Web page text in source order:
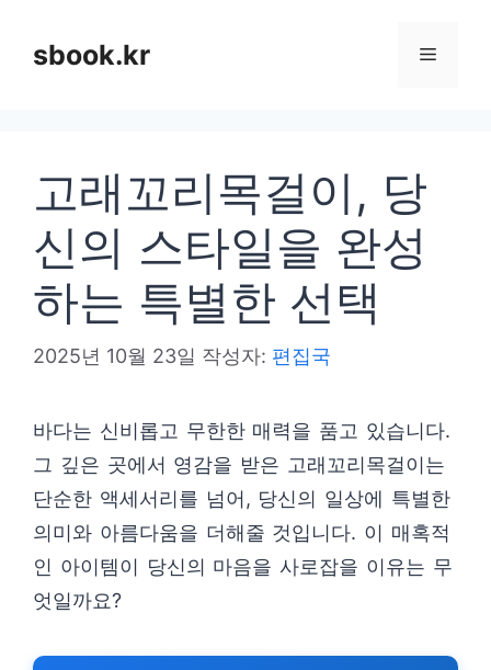
sbook.kr 메
고래꼬리목걸이, 당
신의 스타일을 완성
하는 특별한 선택
2025년 10월 23일 작성자: 편집국
바다는 신비롭고 무한한 매력을 품고 있습니다.
그 깊은 곳에서 영감을 받은 고래꼬리목걸이는
단순한 액세서리를 넘어, 당신의 일상에 특별한
의미와 아름다움을 더해줄 것입니다. 이 매혹적
인 아이템이 당신의 마음을 사로잡을 이유는 무
엇일까요?